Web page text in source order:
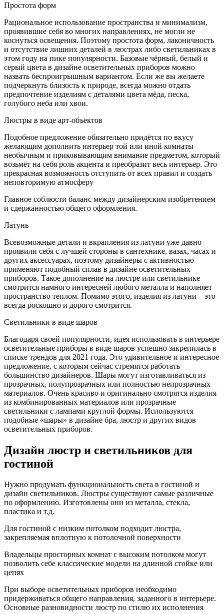
Простота форм
Рациональное использование пространства и минимализм,
проявившие себя во многих направлениях, не могли не
коснуться освещения. Поэтому простота форм, лаконичность
и отсутствие лишних деталей в люстрах либо светильниках в
этом году на пике популярности. Базовые чёрный, белый и
серый цвета в дизайне осветительных приборов можно
назвать беспроигрышным вариантом. Если же вы желаете
подчеркнуть близость к природе, всегда можно отдать
предпочтение изделиям с деталями цвета мёда, песка,
голубого неба или хвои.
Люстры в виде арт-объектов
Подобное предложение обязательно придётся по вкусу
желающим дополнить интерьер той или иной комнаты
необычным и приковывающим внимание предметом, который
возьмёт на себя роль акцента и преобразит весь интерьер. Это
прекрасная возможность отступить от всех правил и создать
неповторимую атмосферу
Главное соблюсти баланс между дизайнерским изобретением
и сдержанностью общего оформления.
Латунь
Всевозможные детали и вкрапления из латуни уже давно
проявили себя с лучшей стороны в сантехнике, вазах, часах и
других аксессуарах, поэтому дизайнеры с активностью
применяют подобный сплав в дизайне осветительных
приборов. Такое дополнение на люстре или светильнике
смотрится намного интересней любого металла и наполняет
пространство теплом. Помимо этого, изделия из латуни – это
всегда роскошно и дорого смотрится.
Светильники в виде шаров
Благодаря своей популярности, идея использовать в интерьере
осветительные приборы в виде шаров успешно закрепилась в
списке трендов для 2021 года. Это удивительное и интересное
предложение, с которым сейчас стремятся работать
большинство дизайнеров. Шары могут изготавливаться из
прозрачных, полупрозрачных или полностью непрозрачных
материалов. Очень красиво и оригинально смотрятся изделия
из комбинированных материалов или прозрачные
светильники с лампами круглой формы. Используются
подобные «шары» в дизайне бра, люстр и других видов
осветительных приборов.
Дизайн люстр и светильников для
гостиной
Нужно продумать функциональность света в гостиной и
дизайн светильников. Люстры существуют самые различные
по оформлению. Изготовлены они из металла, стекла,
пластика и т.д.
Для гостиной с низким потолком подходит люстра,
закрепляемая вплотную к потолочной поверхности
Владельцы просторных комнат с высоким потолком могут
позволить себе классические модели на длинной стойке или
цепях
При выборе осветительных приборов необходимо
придерживаться общего направления, заданного в интерьере.
Основные разновидности люстр по стилю их исполнения